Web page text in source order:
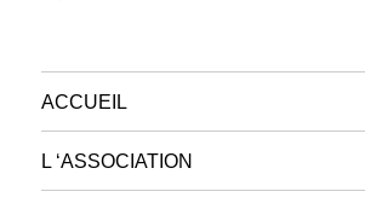
ACCUEIL
L ‘ASSOCIATION